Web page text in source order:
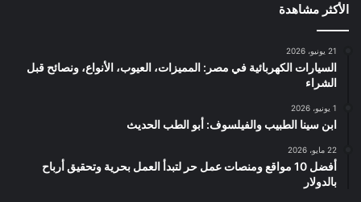
الأكثر مشاهدة
21 يونيو، 2026
السيارات الكهربائية في مصر: المميزات، العيوب، الأنواع، ونصائح قبل
الشراء
1 يونيو، 2026
ابن سينا الطبيب والفيلسوف: أبو الطب الحديث
22 مايو، 2026
أفضل 10 مواقع ومنصات عمل حر لتبدأ العمل بحرية وتحقيق أرباح
بالدولار